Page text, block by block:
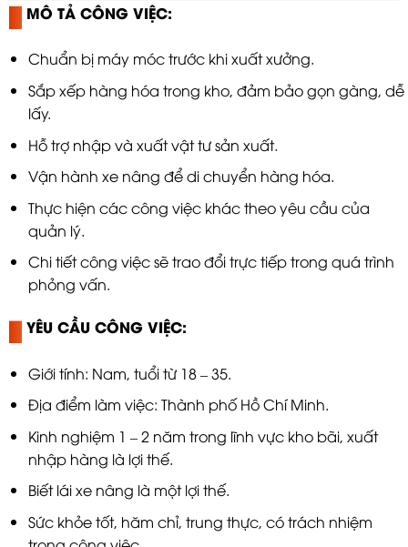
MÔ TẢ CÔNG VIỆC:
Chuẩn bị máy móc trước khi xuất xưởng.
Sắp xếp hàng hóa trong kho, đảm bảo gọn gàng, dễ
lấy.
Hỗ trợ nhập và xuất vật tư sản xuất.
Vận hành xe nâng để di chuyển hàng hóa.
Thực hiện các công việc khác theo yêu cầu của
quản lý.
Chi tiết công việc sẽ trao đổi trực tiếp trong quá trình
phỏng vấn.
YÊU CẦU CÔNG VIỆC:
Giới tính: Nam, tuổi từ 18 – 35.
Địa điểm làm việc: Thành phố Hồ Chí Minh.
Kinh nghiệm 1 – 2 năm trong lĩnh vực kho bãi, xuất
nhập hàng là lợi thế.
Biết lái xe nâng là một lợi thế.
Sức khỏe tốt, hăm chỉ, trung thực, có trách nhiệm